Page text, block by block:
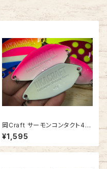
岡Craft サーモンコンタクト45
g【オホーツクおすすめウエイ
ト】
¥1,595